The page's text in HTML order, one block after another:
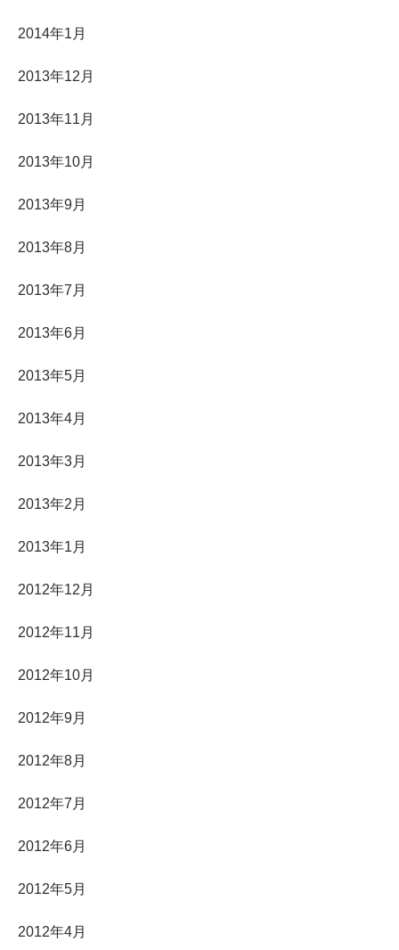
2014年1月
2013年12月
2013年11月
2013年10月
2013年9月
2013年8月
2013年7月
2013年6月
2013年5月
2013年4月
2013年3月
2013年2月
2013年1月
2012年12月
2012年11月
2012年10月
2012年9月
2012年8月
2012年7月
2012年6月
2012年5月
2012年4月